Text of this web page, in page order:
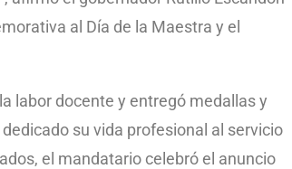
al Día de la Maestra y el
labor docente y entregó medallas y
su vida profesional al servicio
el mandatario celebró el anuncio